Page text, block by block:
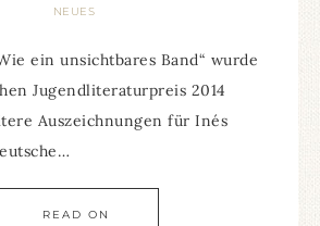
NEUES
ein unsichtbares Band“ wurde
Jugendliteraturpreis 2014
Auszeichnungen für Inés
READ ON